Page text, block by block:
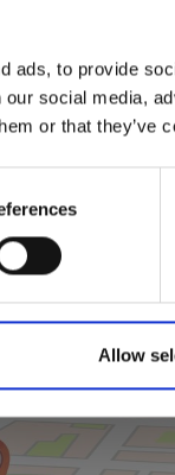
ads, to provide
social media,
or that
Allow
Turistcenter
familjer